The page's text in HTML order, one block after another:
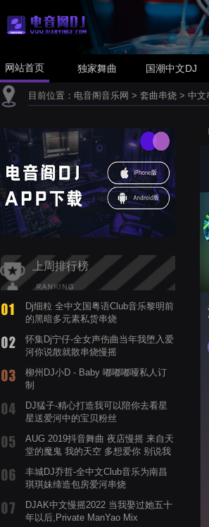
网站首页 独家舞曲 国潮中文DJ
目前位置： 电音阁音乐网 > 套曲串烧 > 中文
上周排行榜
Dj细粒 全中文国粤语Club音乐黎明前
的黑暗多元素私货串烧
怀集Dj宁仔-全女声伤曲当年我堕入爱
河你说散就散串烧慢摇
柳州DJ小D - Baby 嘟嘟嘟哑私人订
制
DJ猛子-精心打造我可以陪你去看星
星送爱河中的宝贝粉丝
AUG 2019抖音舞曲 夜店慢摇 来自天
堂的魔鬼 我的天空 多想爱你 别说我
丰城DJ乔哲-全中文Club音乐为南昌
琪琪妹缔造包房爱河串烧
DJAK中文慢摇2022 当我娶过她五十
年以后,Private ManYao Mix